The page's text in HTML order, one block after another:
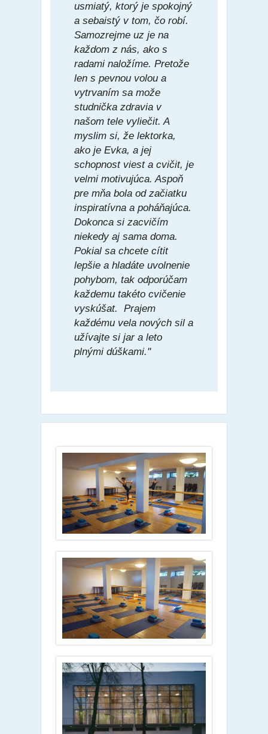
usmiatý, ktorý je spokojný
a sebaistý v tom, čo robí.
Samozrejme uz je na
každom z nás, ako s
radami naložíme. Pretože
len s pevnou volou a
vytrvaním sa može
studnička zdravia v
našom tele vyliečit. A
myslim si, že lektorka,
ako je Evka, a jej
schopnost viest a cvičit, je
velmi motivujúca. Aspoň
pre mňa bola od začiatku
inspiratívna a poháňajúca.
Dokonca si zacvičím
niekedy aj sama doma.
Pokial sa chcete cítit
lepšie a hladáte uvolnenie
pohybom, tak odporúčam
každemu takéto cvičenie
vyskúšat. Prajem
každému vela nových sil a
užívajte si jar a leto
plnými dúškami."